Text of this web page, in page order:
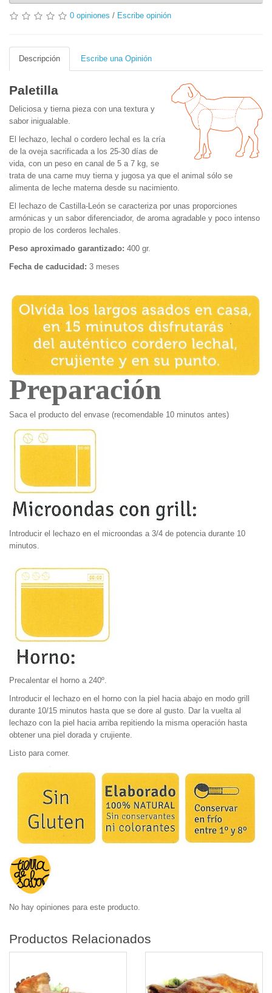
0 opiniones / Escribe opinión
Descripción Escribe una Opinión
Paletilla
Deliciosa y tierna pieza con una textura y
sabor inigualable.
El lechazo, lechal o cordero lechal es la cría
de la oveja sacrificada a los 25-30 días de
vida, con un peso en canal de 5 a 7 kg, se
trata de una carne muy tierna y jugosa ya que el animal sólo se
alimenta de leche materna desde su nacimiento.
El lechazo de Castilla-León se caracteriza por unas proporciones
armónicas y un sabor diferenciador, de aroma agradable y poco intenso
propio de los corderos lechales.
Peso aproximado garantizado: 400 gr.
Fecha de caducidad: 3 meses
Preparación
Saca el producto del envase (recomendable 10 minutos antes)
Introducir el lechazo en el microondas a 3/4 de potencia durante 10
minutos.
Precalentar el horno a 240º.
Introducir el lechazo en el horno con la piel hacia abajo en modo grill
durante 10/15 minutos hasta que se dore al gusto. Dar la vuelta al
lechazo con la piel hacia arriba repitiendo la misma operación hasta
obtener una piel dorada y crujiente.
Listo para comer.
No hay opiniones para este producto.
Productos Relacionados